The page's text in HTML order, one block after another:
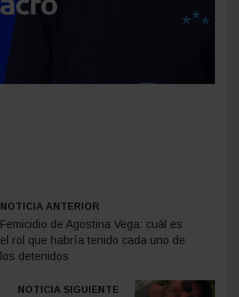
NOTICIA ANTERIOR
Femicidio de Agostina Vega: cuál es
el rol que habría tenido cada uno de
los detenidos
NOTICIA SIGUIENTE